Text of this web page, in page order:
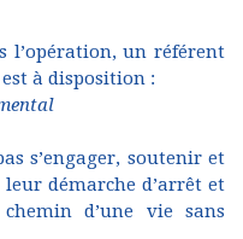
l’opération, un référent
à disposition :
s’engager, soutenir et
démarche d’arrêt et
d’une vie sans